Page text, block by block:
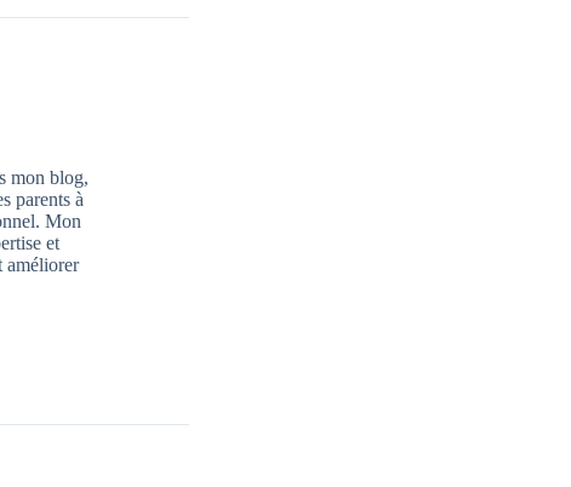
mon blog,
parents à
Mon
et
améliorer